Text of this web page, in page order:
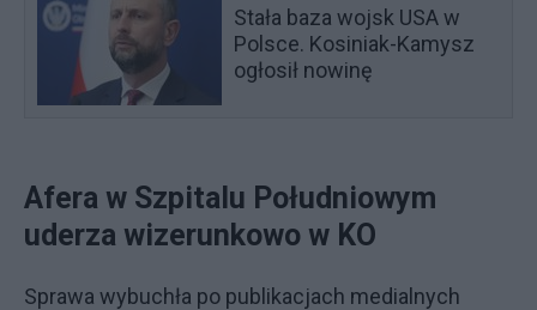
Stała baza wojsk USA w
Polsce. Kosiniak-Kamysz
ogłosił nowinę
Afera w Szpitalu Południowym
uderza wizerunkowo w KO
Sprawa wybuchła po publikacjach medialnych